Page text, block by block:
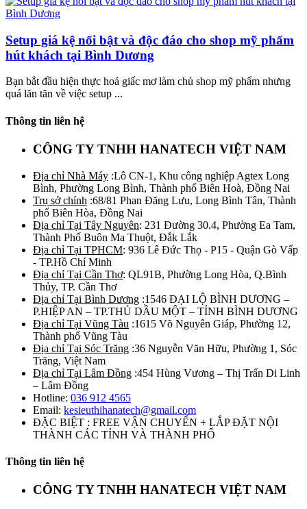
Setup giá kệ nổi bật và độc đáo cho shop mỹ phẩm
hút khách tại Bình Dương
Bạn bắt đầu hiện thực hoá giấc mơ làm chủ shop mỹ phẩm nhưng
quá lăn tăn về việc setup ...
Thông tin liên hệ
CÔNG TY TNHH HANATECH VIỆT NAM
Địa chỉ Nhà Máy :Lô CN-1, Khu công nghiệp Agtex Long
Bình, Phường Long Bình, Thành phố Biên Hoà, Đồng Nai
Trụ sở chính :68/81 Phan Đăng Lưu, Long Bình Tân, Thành
phố Biên Hòa, Đồng Nai
Địa chỉ Tại Tây Nguyên: 231 Đường 30.4, Phường Ea Tam,
Thành Phố Buôn Ma Thuột, Đắk Lắk
Địa chỉ Tại TPHCM: 936 Lê Đức Thọ - P15 - Quận Gò Vấp
- TP.Hồ Chí Minh
Địa chỉ Tại Cần Thơ: QL91B, Phường Long Hòa, Q.Bình
Thủy, TP. Cần Thơ
Địa chỉ Tại Bình Dương :1546 ĐẠI LỘ BÌNH DƯƠNG –
P.HIỆP AN – TP.THỦ DẦU MỘT – TỈNH BÌNH DƯƠNG
Địa chỉ Tại Vũng Tàu :1615 Võ Nguyên Giáp, Phường 12,
Thành phố Vũng Tàu
Địa chỉ Tại Sóc Trăng :36 Nguyễn Văn Hữu, Phường 1, Sóc
Trăng, Việt Nam
Địa chỉ Tại Lâm Đồng :454 Hùng Vương – Thị Trấn Di Linh
– Lâm Đồng
Hotline: 036 912 4565
Email: kesieuthihanatech@gmail.com
ĐẶC BIỆT : FREE VẬN CHUYỂN + LẮP ĐẶT NỘI
THÀNH CÁC TỈNH VÀ THÀNH PHỐ
Thông tin liên hệ
CÔNG TY TNHH HANATECH VIỆT NAM